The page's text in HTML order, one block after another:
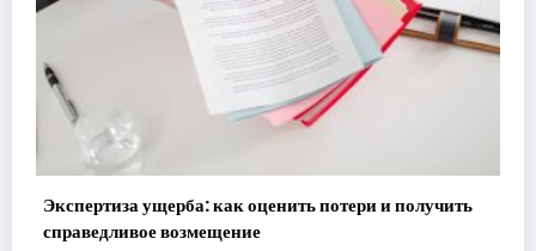
и получить
21 мая, 2026